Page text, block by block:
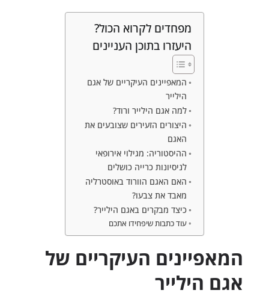
מפחדים לקרוא הכול?
היעזרו בתוכן העניינים
המאפיינים העיקריים של אגם
הילייר
למה אגם הילייר ורוד?
היצורים הזעירים שצובעים את
האגם
ההיסטוריה: מגילוי אירופאי
לניסיונות כרייה כושלים
האם האגם הוורוד באוסטרליה
מאבד את צבעו?
כיצד מבקרים באגם הילייר?
עוד כתבות שיפחידו אתכם
המאפיינים העיקריים של
אגם הילייר